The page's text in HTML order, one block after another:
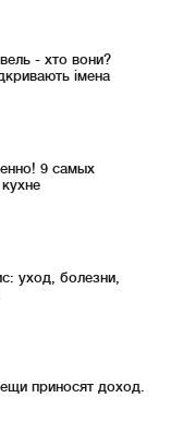
- хто вони?
імена
9 самых
уход, болезни,
приносят доход.